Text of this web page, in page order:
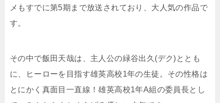
メもすでに第5期まで放送されており、大人気の作品で
す。
その中で飯田天哉は、主人公の緑谷出久(デク)ととも
に、ヒーローを目指す雄英高校1年の生徒。その性格は
とにかく真面目一直線！雄英高校1年A組の委員長とし